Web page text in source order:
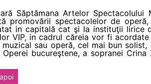
Săptămana Artelor
promovării spectacolelor de
in capitală cat şi la instituţii lirice
VIP, in cadrul căreia vor fi
sau operă, cel mai bun
bucureştene, a sopranei